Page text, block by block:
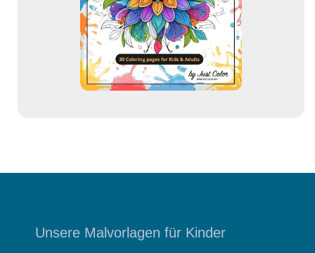
Unsere Malvorlagen für Kinder